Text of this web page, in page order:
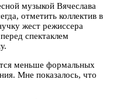
музыкой Вячеслава
отметить коллектив в
жест режиссера
спектаклем
меньше формальных
Мне показалось, что